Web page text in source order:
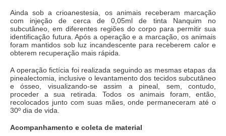
Ainda sob a crioanestesia, os animais receberam marcação
com injeção de cerca de 0,05ml de tinta Nanquim no
subcutâneo, em diferentes regiões do corpo para permitir sua
identificação futura. Após a operação e a marcação, os animais
foram mantidos sob luz incandescente para receberem calor e
obterem recuperação mais rápida.
A operação fictícia foi realizada seguindo as mesmas etapas da
pinealectomia, inclusive o levantamento dos tecidos subcutâneo
e ósseo, visualizando-se assim a pineal, sem, contudo,
proceder a sua retirada. Todos os animais foram, então,
recolocados junto com suas mães, onde permaneceram até o
30º dia de vida.
Acompanhamento e coleta de material